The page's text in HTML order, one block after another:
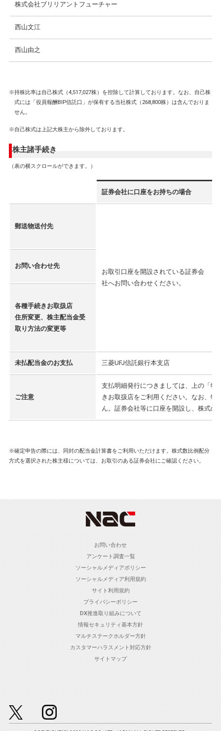
株式会社ブリリアントフューチャー
西山文江
西山由之
※持株比率は自己株式（4,517,027株）を控除して計算しております。なお、自己株
式には「役員報酬BIP信託口」が保有する当社株式（268,800株）は含んでおりま
せん。
※自己株式は上記大株主から除外しております。
株主諸手続き
（表の横スクロールができます。）
証券会社に口座をお持ちの場合
郵送物送付先
お取引口座を開設されている証券会
社へお問い合わせください。
お問い合わせ先
各種手続きお取扱店
住所変更、株主配当金受
取り方法の変更等
未払配当金のお支払 三菱UFJ信託銀行本支店
ご注意
支払明細発行につきましては、上の「
きお取扱店をご利用ください。なお、
ん。証券会社等に口座を開設し、株式
※確定申告の際には、同封の配当金計算書をご利用いただけます。株式数比例配分
方式を選択された株主様については、お取引のある証券会社にご確認ください。
お問い合わせ
アンケート調査一覧
ソーシャルメディアポリシー
ソーシャルメディア利用規約
サイト利用規約
プライバシーポリシー
DX推進取り組みについて
情報セキュリティ基本方針
マルチステークホルダー方針
カスタマーハラスメント対応方針
サイトマップ